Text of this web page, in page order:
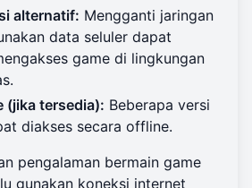
alternatif: Mengganti jaringan
data seluler dapat
game di lingkungan
(jika tersedia): Beberapa versi
diakses secara offline.
pengalaman bermain game
gunakan koneksi internet